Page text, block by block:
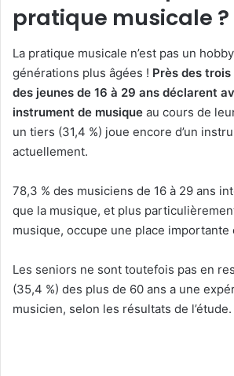
pratique musicale ?
La pratique musicale n’est pas un
générations plus âgées ! Près des
des jeunes de 16 à 29 ans déclarent
instrument de musique au cours de
un tiers (31,4 %) joue encore d’un
actuellement.
78,3 % des musiciens de 16 à 29 ans
que la musique, et plus
musique, occupe une place importante
Les seniors ne sont toutefois pas en
(35,4 %) des plus de 60 ans a une
musicien, selon les résultats de l’étude.